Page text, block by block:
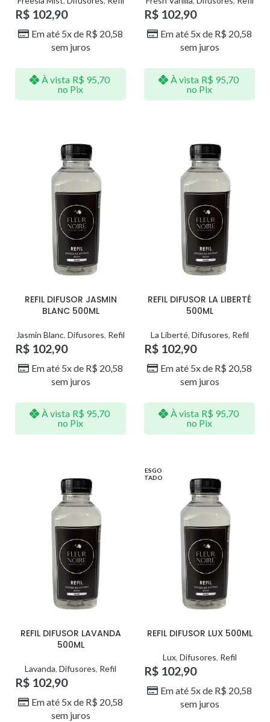
R$ 102,90
Em até 5x de R$ 20,58
sem juros
À vista R$ 95,70
no Pix
R$ 102,90
Em até 5x de R$ 20,58
sem juros
À vista R$ 95,70
no Pix
REFIL DIFUSOR JASMIN
BLANC 500ML
Jasmin Blanc, Difusores, Refil
R$ 102,90
Em até 5x de R$ 20,58
sem juros
À vista R$ 95,70
no Pix
REFIL DIFUSOR LA LIBERTÉ
500ML
La Liberté, Difusores, Refil
R$ 102,90
Em até 5x de R$ 20,58
sem juros
À vista R$ 95,70
no Pix
REFIL DIFUSOR LAVANDA
500ML
Lavanda, Difusores, Refil
R$ 102,90
Em até 5x de R$ 20,58
sem juros
ESGO
TADO
REFIL DIFUSOR LUX 500ML
Lux, Difusores, Refil
R$ 102,90
Em até 5x de R$ 20,58
sem juros